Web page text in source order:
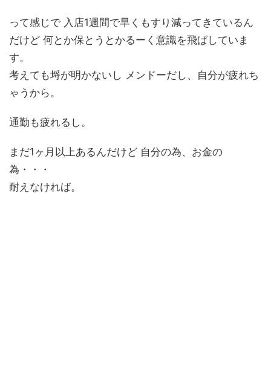
って感じで 入店1週間で早くもすり減ってきているん
だけど 何とか保とうとかるーく意識を飛ばしていま
す。
考えても埒が明かないし メンドーだし、自分が疲れち
ゃうから。
通勤も疲れるし。
まだ1ヶ月以上あるんだけど 自分の為、お金の
為・・・
耐えなければ。